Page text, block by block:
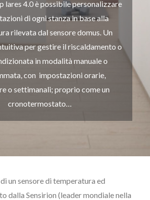
lares 4.0 è possibile personalizzare
di ogni stanza in base alla
rilevata dal sensore domus. Un
per gestire il riscaldamento o
in modalità manuale o
con impostazioni orarie,
o settimanali; proprio come un
cronotermostato…
un sensore di temperatura ed
dalla Sensirion (leader mondiale nella